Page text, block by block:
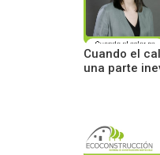
Cuando el
una parte